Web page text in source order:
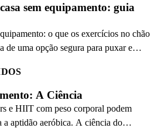
sem equipamento: guia
o que os exercícios no chão
de uma opção segura para puxar e
A Ciência
e HIIT com peso corporal podem
a aptidão aeróbica. A ciência do